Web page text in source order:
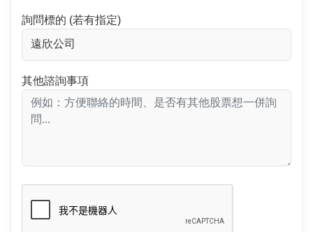
詢問標的 (若有指定)
其他諮詢事項